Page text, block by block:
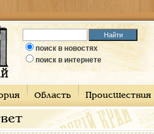
поиск в новостях
поиск в интернете
Область Происшествия